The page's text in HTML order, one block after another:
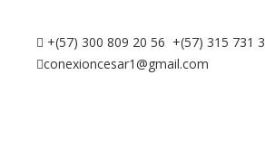
+(57) 300 809 20 56 +(57) 315 731
conexioncesar1@gmail.com